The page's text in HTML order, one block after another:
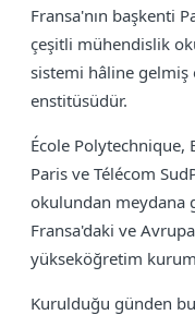
Fransa'nın başkenti
çeşitli mühendislik
sistemi hâline gelmiş
enstitüsüdür.
École Polytechnique,
Paris ve Télécom
okulundan meydana
Fransa'daki ve
yükseköğretim
Kurulduğu günden